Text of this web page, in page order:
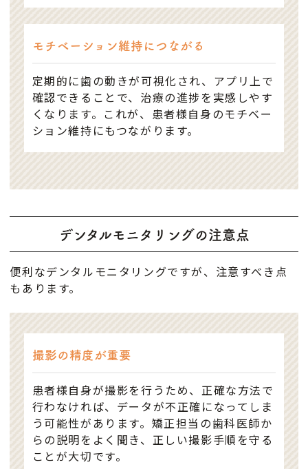
モチベーション維持につながる
定期的に歯の動きが可視化され、アプリ上で
確認できることで、治療の進捗を実感しやす
くなります。これが、患者様自身のモチベー
ション維持にもつながります。
デンタルモニタリングの注意点
便利なデンタルモニタリングですが、注意すべき点
もあります。
撮影の精度が重要
患者様自身が撮影を行うため、正確な方法で
行わなければ、データが不正確になってしま
う可能性があります。矯正担当の歯科医師か
らの説明をよく聞き、正しい撮影手順を守る
ことが大切です。